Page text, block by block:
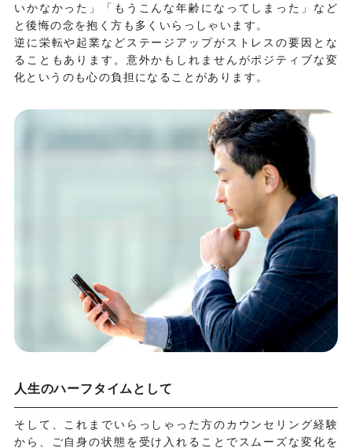
いかなかった」「もうこんな年齢になってしまった」など
と後悔の念を抱く方も多くいらっしゃいます。
逆に栄転や起業などステージアップがストレスの要因とな
ることもあります。意外かもしれませんがポジティブな変
化というのも心の負担になることがあります。
人生のハーフタイムとして
そして、これまでいらっしゃった方のカウンセリング経験
から、ご自身の状態を受け入れることでスムーズな変化を